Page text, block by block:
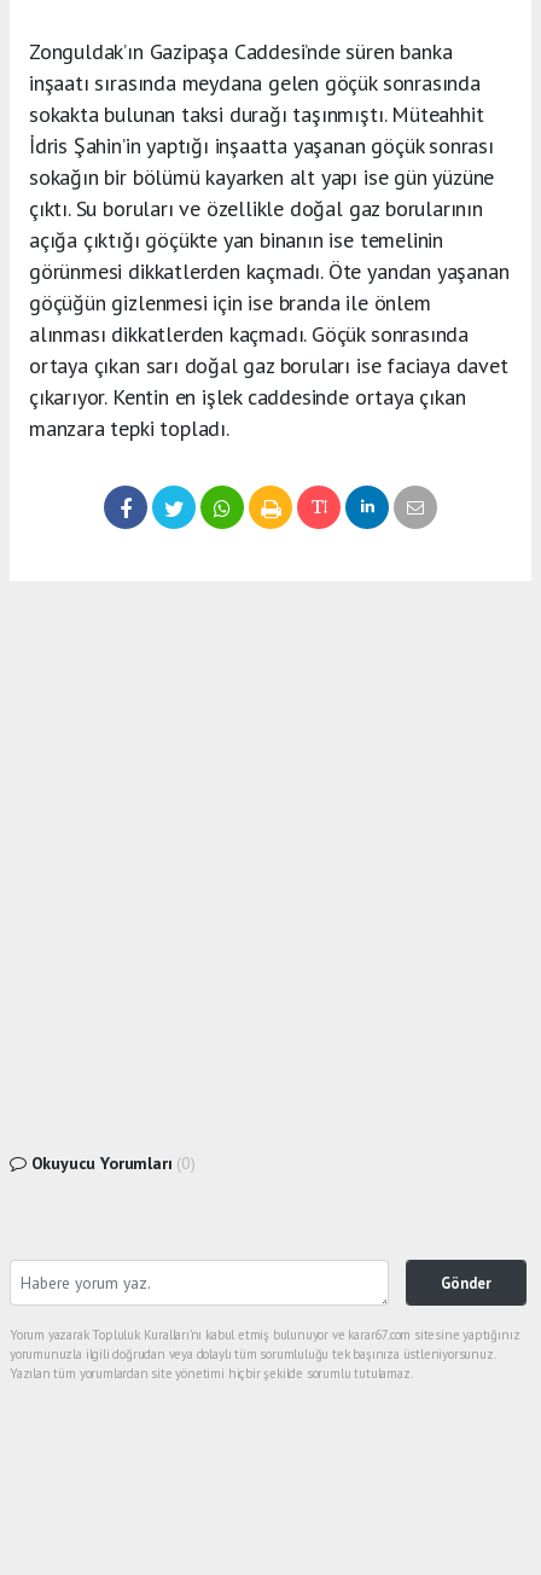
Zonguldak’ın Gazipaşa Caddesi’nde süren banka
inşaatı sırasında meydana gelen göçük sonrasında
sokakta bulunan taksi durağı taşınmıştı. Müteahhit
İdris Şahin’in yaptığı inşaatta yaşanan göçük sonrası
sokağın bir bölümü kayarken alt yapı ise gün yüzüne
çıktı. Su boruları ve özellikle doğal gaz borularının
açığa çıktığı göçükte yan binanın ise temelinin
görünmesi dikkatlerden kaçmadı. Öte yandan yaşanan
göçüğün gizlenmesi için ise branda ile önlem
alınması dikkatlerden kaçmadı. Göçük sonrasında
ortaya çıkan sarı doğal gaz boruları ise faciaya davet
çıkarıyor. Kentin en işlek caddesinde ortaya çıkan
manzara tepki topladı.
Okuyucu Yorumları (0)
Gönder
Yorum yazarak Topluluk Kuralları’nı kabul etmiş bulunuyor ve karar67.com sitesine yaptığınız
yorumunuzla ilgili doğrudan veya dolaylı tüm sorumluluğu tek başınıza üstleniyorsunuz.
Yazılan tüm yorumlardan site yönetimi hiçbir şekilde sorumlu tutulamaz.